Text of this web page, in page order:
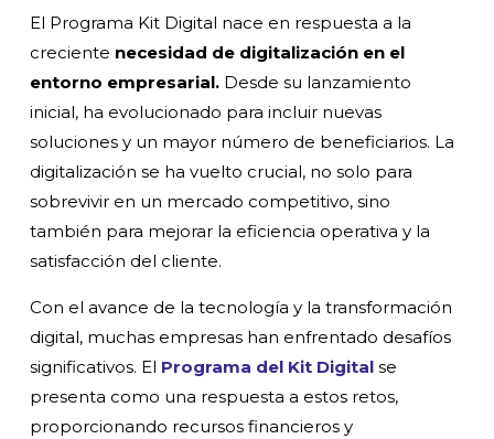
El Programa Kit Digital nace en respuesta a la
creciente necesidad de digitalización en el
entorno empresarial. Desde su lanzamiento
inicial, ha evolucionado para incluir nuevas
soluciones y un mayor número de beneficiarios. La
digitalización se ha vuelto crucial, no solo para
sobrevivir en un mercado competitivo, sino
también para mejorar la eficiencia operativa y la
satisfacción del cliente.
Con el avance de la tecnología y la transformación
digital, muchas empresas han enfrentado desafíos
significativos. El Programa del Kit Digital se
presenta como una respuesta a estos retos,
proporcionando recursos financieros y